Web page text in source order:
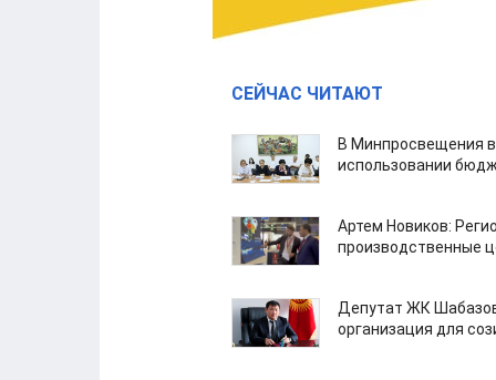
СЕЙЧАС ЧИТАЮТ
В Минпросвещения
использовании
Артем Новиков:
производственные
Депутат ЖК
организация для